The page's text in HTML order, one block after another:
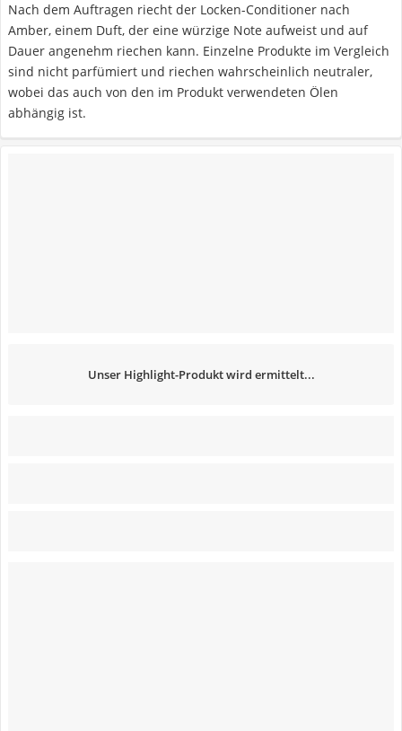
Nach dem Auftragen riecht der Locken-Conditioner nach
Amber, einem Duft, der eine würzige Note aufweist und auf
Dauer angenehm riechen kann. Einzelne Produkte im Vergleich
sind nicht parfümiert und riechen wahrscheinlich neutraler,
wobei das auch von den im Produkt verwendeten Ölen
abhängig ist.
Unser Highlight-Produkt wird ermittelt...